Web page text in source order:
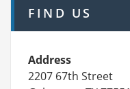
FIND US
Address
2207 67th Street